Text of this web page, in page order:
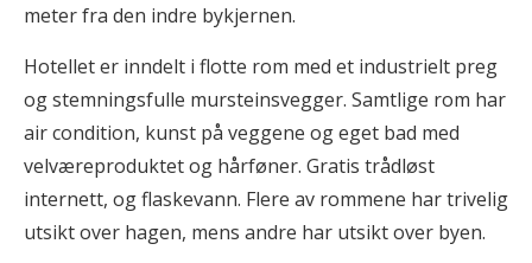
meter fra den indre bykjernen.
Hotellet er inndelt i flotte rom med et industrielt preg
og stemningsfulle mursteinsvegger. Samtlige rom har
air condition, kunst på veggene og eget bad med
velværeproduktet og hårføner. Gratis trådløst
internett, og flaskevann. Flere av rommene har trivelig
utsikt over hagen, mens andre har utsikt over byen.